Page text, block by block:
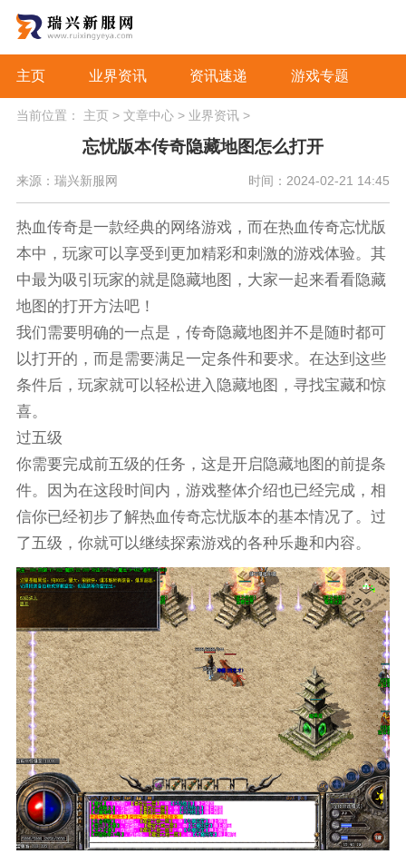
主页 业界资讯 资讯速递 游戏专题
当前位置： 主页> 文章中心> 业界资讯>
忘忧版本传奇隐藏地图怎么打开
来源：瑞兴新服网 时间：2024-02-21 14:45
热血传奇是一款经典的网络游戏，而在热血传奇忘忧版
本中，玩家可以享受到更加精彩和刺激的游戏体验。其
中最为吸引玩家的就是隐藏地图，大家一起来看看隐藏
地图的打开方法吧！
我们需要明确的一点是，传奇隐藏地图并不是随时都可
以打开的，而是需要满足一定条件和要求。在达到这些
条件后，玩家就可以轻松进入隐藏地图，寻找宝藏和惊
喜。
过五级
你需要完成前五级的任务，这是开启隐藏地图的前提条
件。因为在这段时间内，游戏整体介绍也已经完成，相
信你已经初步了解热血传奇忘忧版本的基本情况了。过
了五级，你就可以继续探索游戏的各种乐趣和内容。